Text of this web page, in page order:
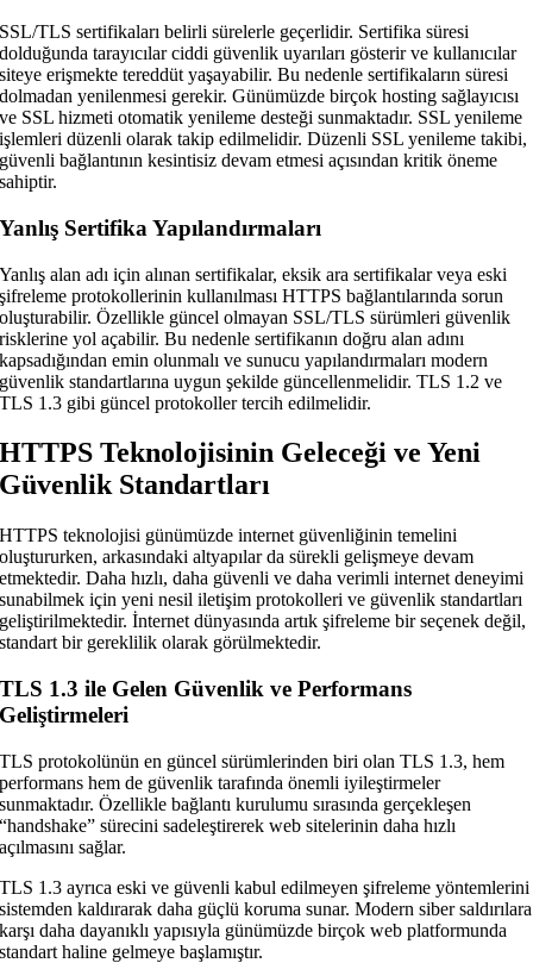
SSL/TLS sertifikaları belirli sürelerle geçerlidir. Sertifika süresi
dolduğunda tarayıcılar ciddi güvenlik uyarıları gösterir ve kullanıcılar
siteye erişmekte tereddüt yaşayabilir. Bu nedenle sertifikaların süresi
dolmadan yenilenmesi gerekir. Günümüzde birçok hosting sağlayıcısı
ve SSL hizmeti otomatik yenileme desteği sunmaktadır. SSL yenileme
işlemleri düzenli olarak takip edilmelidir. Düzenli SSL yenileme takibi,
güvenli bağlantının kesintisiz devam etmesi açısından kritik öneme
sahiptir.
Yanlış Sertifika Yapılandırmaları
Yanlış alan adı için alınan sertifikalar, eksik ara sertifikalar veya eski
şifreleme protokollerinin kullanılması HTTPS bağlantılarında sorun
oluşturabilir. Özellikle güncel olmayan SSL/TLS sürümleri güvenlik
risklerine yol açabilir. Bu nedenle sertifikanın doğru alan adını
kapsadığından emin olunmalı ve sunucu yapılandırmaları modern
güvenlik standartlarına uygun şekilde güncellenmelidir. TLS 1.2 ve
TLS 1.3 gibi güncel protokoller tercih edilmelidir.
HTTPS Teknolojisinin Geleceği ve Yeni
Güvenlik Standartları
HTTPS teknolojisi günümüzde internet güvenliğinin temelini
oluştururken, arkasındaki altyapılar da sürekli gelişmeye devam
etmektedir. Daha hızlı, daha güvenli ve daha verimli internet deneyimi
sunabilmek için yeni nesil iletişim protokolleri ve güvenlik standartları
geliştirilmektedir. İnternet dünyasında artık şifreleme bir seçenek değil,
standart bir gereklilik olarak görülmektedir.
TLS 1.3 ile Gelen Güvenlik ve Performans
Geliştirmeleri
TLS protokolünün en güncel sürümlerinden biri olan TLS 1.3, hem
performans hem de güvenlik tarafında önemli iyileştirmeler
sunmaktadır. Özellikle bağlantı kurulumu sırasında gerçekleşen
“handshake” sürecini sadeleştirerek web sitelerinin daha hızlı
açılmasını sağlar.
TLS 1.3 ayrıca eski ve güvenli kabul edilmeyen şifreleme yöntemlerini
sistemden kaldırarak daha güçlü koruma sunar. Modern siber saldırılara
karşı daha dayanıklı yapısıyla günümüzde birçok web platformunda
standart haline gelmeye başlamıştır.